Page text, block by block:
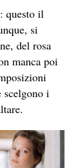
: questo il
si
del rosa
manca poi
scelgono i